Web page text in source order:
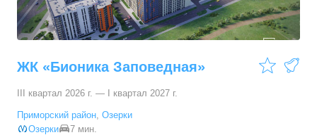
ЖК «Бионика Заповедная»
III квартал 2026 г. — I квартал 2027 г.
Приморский район, Озерки
Озерки
7 мин.